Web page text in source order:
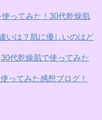
ってみた！30代乾燥肌
いは？肌に優しいのはど
代乾燥肌で使ってみた
ってみた感想ブログ！